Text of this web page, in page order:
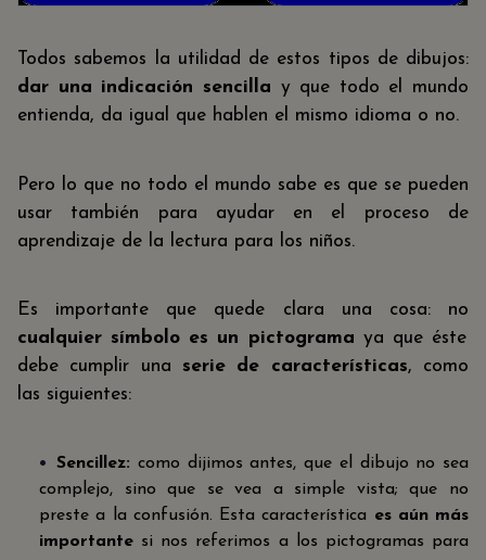
Todos sabemos la utilidad de estos tipos de dibujos:
dar una indicación sencilla y que todo el mundo
entienda, da igual que hablen el mismo idioma o no.
Pero lo que no todo el mundo sabe es que se pueden
usar también para ayudar en el proceso de
aprendizaje de la lectura para los niños.
Es importante que quede clara una cosa: no
cualquier símbolo es un pictograma ya que éste
debe cumplir una serie de características, como
las siguientes:
Sencillez: como dijimos antes, que el dibujo no sea
complejo, sino que se vea a simple vista; que no
preste a la confusión. Esta característica es aún más
importante si nos referimos a los pictogramas para